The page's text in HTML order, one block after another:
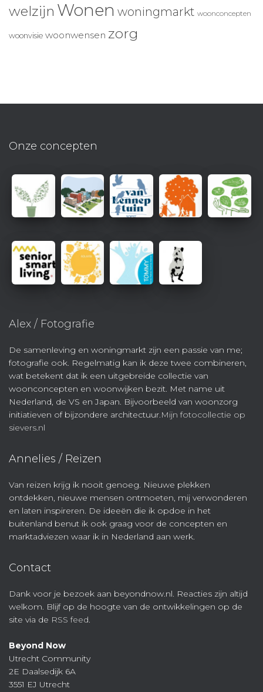
welzijn Wonen woningmarkt woonconcepten
woonvisie woonwensen zorg
Onze concepten
Alex / Fotografie
De samenleving en woningmarkt zijn een passie van me;
fotografie ook. Regelmatig kan ik deze twee combineren,
wat betekent dat ik een uitgebreide collectie van
woonconcepten en woonwijken bezit. Met name uit
Nederland, de VS en Japan. Bijvoorbeeld van woonzorg
initiatieven of bijzondere architectuur.Mijn fotocollectie op
sievers.nl
Annelies / Reizen
Van reizen krijg ik nooit genoeg. Nieuwe plekken
ontdekken, nieuwe mensen ontmoeten, mij verwonderen
en laten inspireren. De ideeën die ik opdoe in het
buitenland benut ik ook graag voor de concepten en
marktadviezen waar ik in Nederland aan werk.
Contact
Dank voor je bezoek aan beyondnow.nl. Reacties zijn altijd
welkom. Blijf op de hoogte van de ontwikkelingen op de
site via de RSS feed.
Beyond Now
Utrecht Community
2E Daalsedijk 6A
3551 EJ Utrecht